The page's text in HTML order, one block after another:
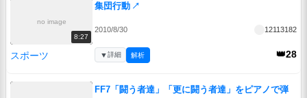
no image
8:27
集団行動 ↗
2010/8/30 12113182
スポーツ 👑28
▼詳細 解析
FF7「闘う者達」「更に闘う者達」をピアノで弾